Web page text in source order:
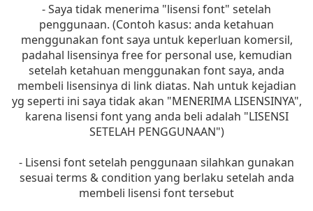
- Saya tidak menerima "lisensi font" setelah
penggunaan. (Contoh kasus: anda ketahuan
menggunakan font saya untuk keperluan komersil,
padahal lisensinya free for personal use, kemudian
setelah ketahuan menggunakan font saya, anda
membeli lisensinya di link diatas. Nah untuk kejadian
yg seperti ini saya tidak akan "MENERIMA LISENSINYA",
karena lisensi font yang anda beli adalah "LISENSI
SETELAH PENGGUNAAN")
- Lisensi font setelah penggunaan silahkan gunakan
sesuai terms & condition yang berlaku setelah anda
membeli lisensi font tersebut